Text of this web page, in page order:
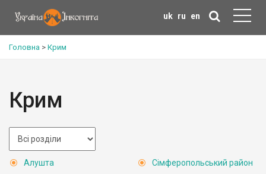
uk ru en
Головна > Крим
Крим
Алушта
Сімферопольський район